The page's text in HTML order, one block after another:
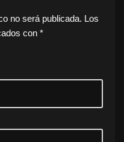
no será publicada. Los
con *